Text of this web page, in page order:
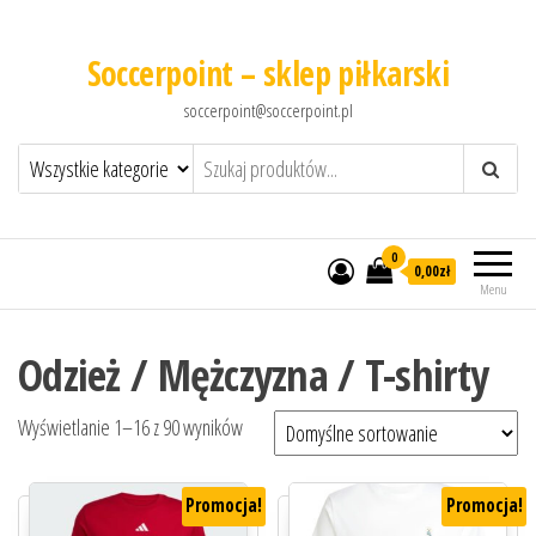
Soccerpoint – sklep piłkarski
soccerpoint@soccerpoint.pl
Menu
0
0,00zł
Odzież / Mężczyzna / T-shirty
Wyświetlanie 1–16 z 90 wyników
Promocja! Promocja!